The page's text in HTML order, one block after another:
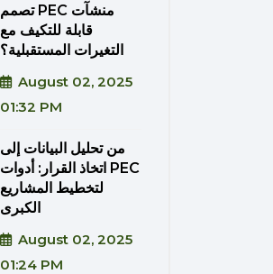
تصمم PEC منشآت
قابلة للتكيف مع
التغيرات المستقبلية؟
August 02, 2025
01:32 PM
من تحليل البيانات إلى
اتخاذ القرار: أدوات PEC
لتخطيط المشاريع
الكبرى
August 02, 2025
01:24 PM